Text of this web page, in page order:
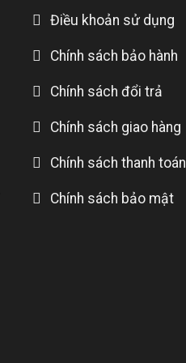
Điều khoản sử dụng
Chính sách bảo hành
Chính sách đổi trả
Chính sách giao hàng
Chính sách thanh toán
Chính sách bảo mật